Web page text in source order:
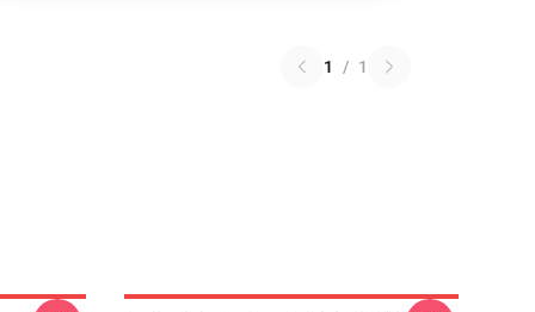
1 / 1